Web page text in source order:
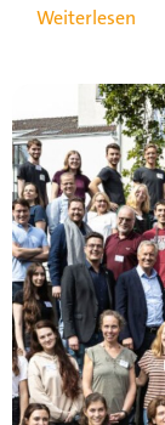
Weiterlesen